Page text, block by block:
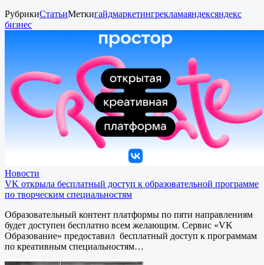
РубрикиСтатьиМеткигайдмаркетингрекламаяндексяндекс
бизнес
Новости
VK открыла бесплатный доступ к образовательной программе
по творческим специальностям
Образовательный контент платформы по пяти направлениям
будет доступен бесплатно всем желающим. Сервис «VK
Образование» предоставил бесплатный доступ к программам
по креативным специальностям…